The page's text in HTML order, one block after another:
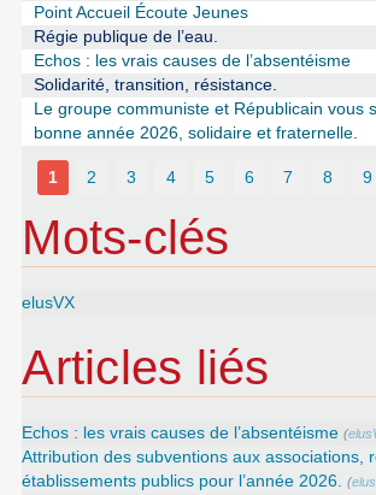
Point Accueil Écoute Jeunes
Régie publique de l’eau.
Echos : les vrais causes de l’absentéisme
Solidarité, transition, résistance.
Le groupe communiste et Républicain vous
bonne année 2026, solidaire et fraternelle.
1 2 3 4 5 6 7 8 9
Mots-clés
elusVX
Articles liés
Echos : les vrais causes de l’absentéisme (
Attribution des subventions aux associations,
établissements publics pour l’année 2026. (